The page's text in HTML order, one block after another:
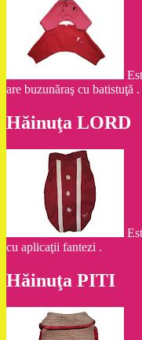
are buzunăraş cu batistuţă .
Hăinuţa LORD
cu aplicaţii fantezi .
Hăinuţa PITI